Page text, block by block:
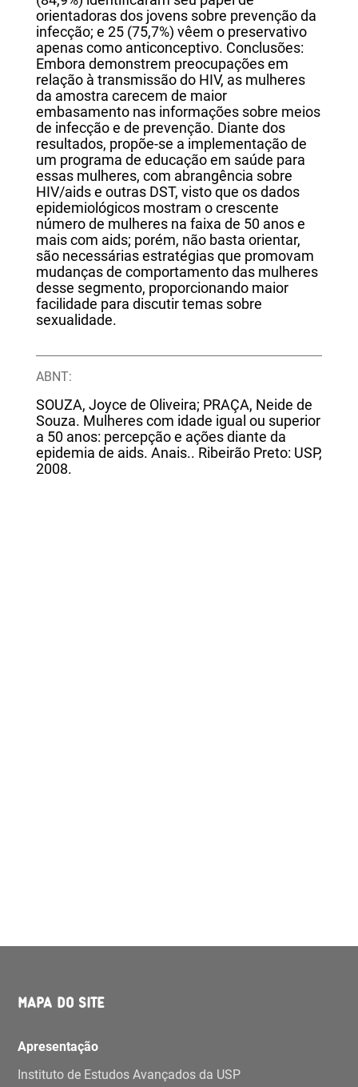
orientadoras dos jovens sobre prevenção da
infecção; e 25 (75,7%) vêem o preservativo
apenas como anticonceptivo. Conclusões:
Embora demonstrem preocupações em
relação à transmissão do HIV, as mulheres
da amostra carecem de maior
embasamento nas informações sobre meios
de infecção e de prevenção. Diante dos
resultados, propõe-se a implementação de
um programa de educação em saúde para
essas mulheres, com abrangência sobre
HIV/aids e outras DST, visto que os dados
epidemiológicos mostram o crescente
número de mulheres na faixa de 50 anos e
mais com aids; porém, não basta orientar,
são necessárias estratégias que promovam
mudanças de comportamento das mulheres
desse segmento, proporcionando maior
facilidade para discutir temas sobre
sexualidade.
ABNT:
SOUZA, Joyce de Oliveira; PRAÇA, Neide de
Souza. Mulheres com idade igual ou superior
a 50 anos: percepção e ações diante da
epidemia de aids. Anais.. Ribeirão Preto: USP,
2008.
MAPA DO SITE
Apresentação
Instituto de Estudos Avançados da USP